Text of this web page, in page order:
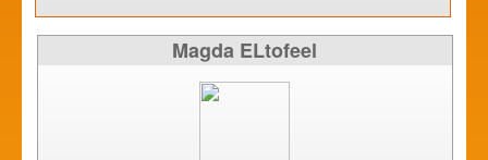
Magda ELtofeel